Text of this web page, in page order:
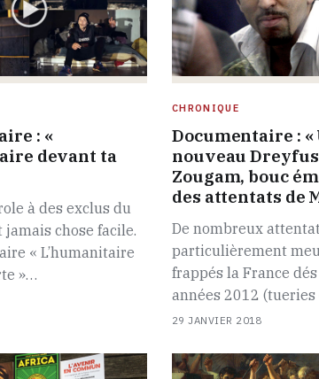
: «
devant ta
à des exclus du
jamais chose facile.
« L’humanitaire
»…
CHRONIQUE
Documentaire : «
nouveau
Zougam, bouc
des attentats de
De nombreux
particulièrement
frappés la France
années 2012
29 JANVIER 2018